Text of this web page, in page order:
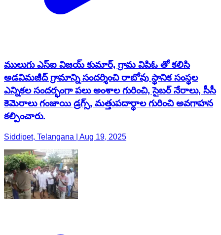
ములుగు ఎస్ఐ విజయ్ కుమార్, గ్రామ విపిఓ తో కలిసి
అడవిమజీద్ గ్రామాన్ని సందర్శించి రాబోవు స్థానిక సంస్థల
ఎన్నికల సందర్భంగా పలు అంశాల గురించి, సైబర్ నేరాలు, సీసీ
కెమెరాలు గంజాయి డ్రగ్స్, మత్తుపదార్థాల గురించి అవగాహన
కల్పించారు.
Siddipet, Telangana | Aug 19, 2025